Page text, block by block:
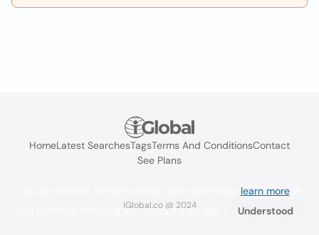
HomeLatest SearchesTagsTerms And ConditionsContact
See Plans
iGlobal.co @ 2024
learn more. If
you continue browsing you accept their use.
Understood